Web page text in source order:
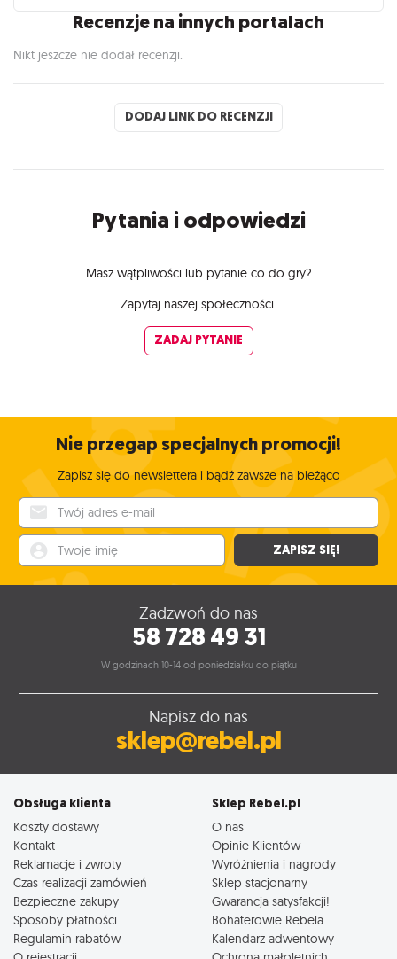
Recenzje na innych portalach
Nikt jeszcze nie dodał recenzji.
DODAJ LINK DO RECENZJI
Pytania i odpowiedzi
Masz wątpliwości lub pytanie co do gry?
Zapytaj naszej społeczności.
ZADAJ PYTANIE
Nie przegap specjalnych promocji!
Zapisz się do newslettera i bądź zawsze na bieżąco
ZAPISZ SIĘ!
Zadzwoń do nas
58 728 49 31
W godzinach 10-14 od poniedziałku do piątku
Napisz do nas
sklep@rebel.pl
Obsługa klienta
Koszty dostawy
Kontakt
Reklamacje i zwroty
Czas realizacji zamówień
Bezpieczne zakupy
Sposoby płatności
Regulamin rabatów
Sklep Rebel.pl
O nas
Opinie Klientów
Wyróżnienia i nagrody
Sklep stacjonarny
Gwarancja satysfakcji!
Bohaterowie Rebela
Kalendarz adwentowy